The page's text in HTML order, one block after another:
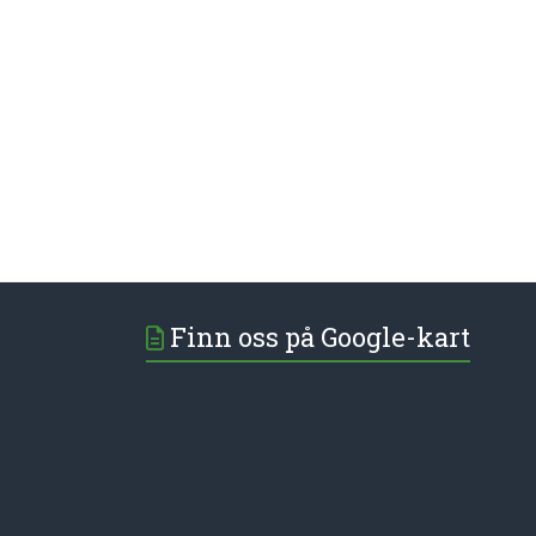
Finn oss på Google-kart